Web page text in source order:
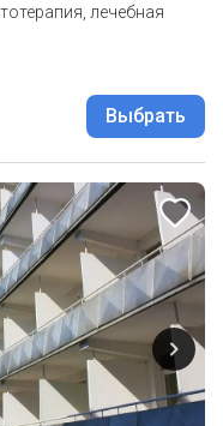
лечебная
Выбрать